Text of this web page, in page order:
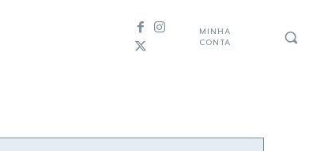
MINHA
CONTA